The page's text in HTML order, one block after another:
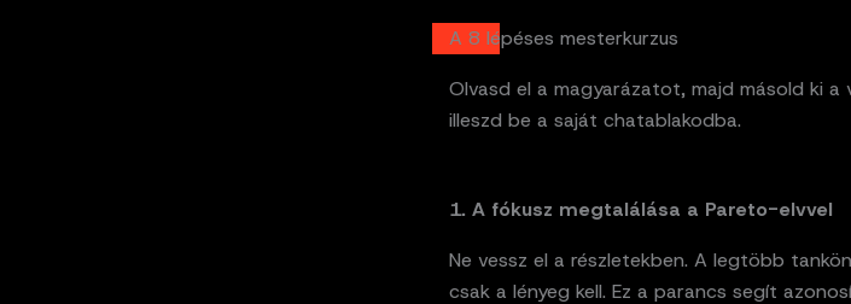
A 8 lépéses mesterkurzus
Olvasd el a magyarázatot, majd másold ki
illeszd be a saját chatablakodba.
1. A fókusz megtalálása a Pareto-elvvel
Ne vessz el a részletekben. A legtöbb
csak a lényeg kell. Ez a parancs segít